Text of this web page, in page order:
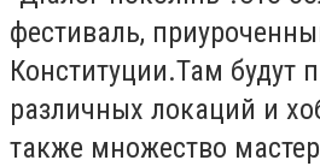
фестиваль,
Конституции.Там будут
различных локаций и
также множество